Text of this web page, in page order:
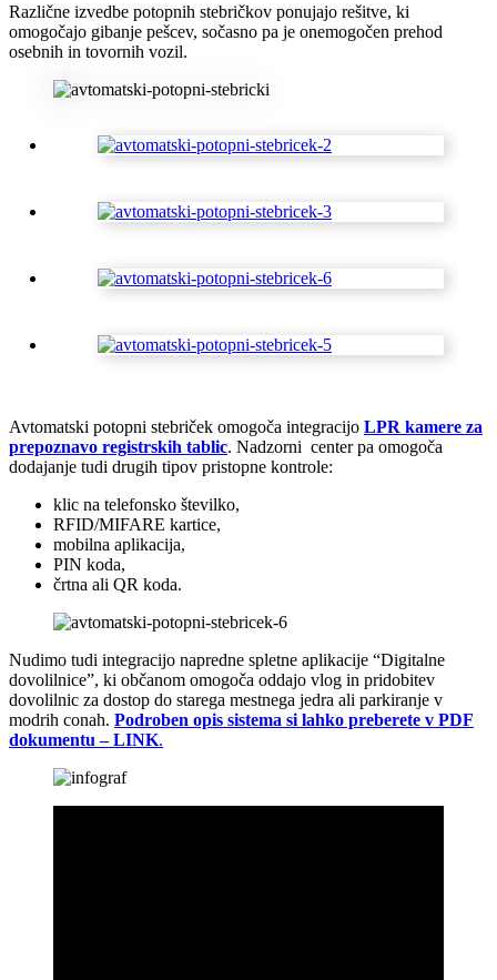
Različne izvedbe potopnih stebričkov ponujajo rešitve, ki
omogočajo gibanje pešcev, sočasno pa je onemogočen prehod
osebnih in tovornih vozil.
Avtomatski potopni stebriček omogoča integracijo LPR kamere za
prepoznavo registrskih tablic. Nadzorni center pa omogoča
dodajanje tudi drugih tipov pristopne kontrole:
klic na telefonsko številko,
RFID/MIFARE kartice,
mobilna aplikacija,
PIN koda,
črtna ali QR koda.
Nudimo tudi integracijo napredne spletne aplikacije “Digitalne
dovolilnice”, ki občanom omogoča oddajo vlog in pridobitev
dovolilnic za dostop do starega mestnega jedra ali parkiranje v
modrih conah. Podroben opis sistema si lahko preberete v PDF
dokumentu – LINK.